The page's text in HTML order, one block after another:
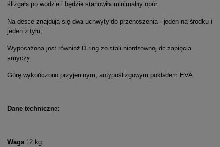
ślizgała po wodzie i będzie stanowiła minimalny opór.
Na desce znajdują się dwa uchwyty do przenoszenia - jeden na środku i
jeden z tyłu,
Wyposażona jest również D-ring ze stali nierdzewnej do zapięcia
smyczy.
Górę wykończono przyjemnym, antypoślizgowym pokładem EVA.
Dane techniczne:
Waga12 kg